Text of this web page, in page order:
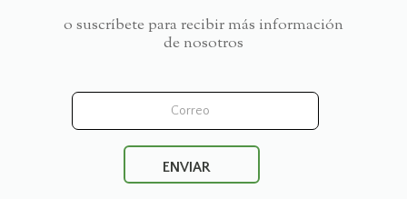
o suscríbete para recibir más información
de nosotros